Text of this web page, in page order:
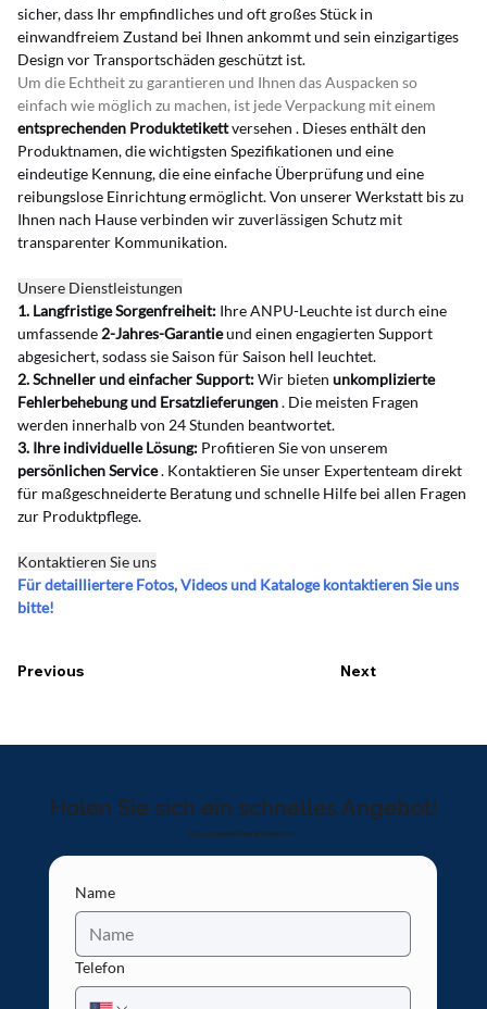
sicher, dass Ihr empfindliches und oft großes Stück in
einwandfreiem Zustand bei Ihnen ankommt und sein einzigartiges
Design vor Transportschäden geschützt ist.
Um die Echtheit zu garantieren und Ihnen das Auspacken so
einfach wie möglich zu machen, ist jede Verpackung mit einem
entsprechenden Produktetikettversehen . Dieses enthält den
Produktnamen, die wichtigsten Spezifikationen und eine
eindeutige Kennung, die eine einfache Überprüfung und eine
reibungslose Einrichtung ermöglicht. Von unserer Werkstatt bis zu
Ihnen nach Hause verbinden wir zuverlässigen Schutz mit
transparenter Kommunikation.
Unsere Dienstleistungen
1. Langfristige Sorgenfreiheit: Ihre ANPU-Leuchte ist durch eine
umfassende2-Jahres-Garantieund einen engagierten Support
abgesichert, sodass sie Saison für Saison hell leuchtet.
2. Schneller und einfacher Support:Wir bieten unkomplizierte
Fehlerbehebung und Ersatzlieferungen. Die meisten Fragen
werden innerhalb von 24 Stunden beantwortet.
3. Ihre individuelle Lösung: Profitieren Sie von unserem
persönlichen Service. Kontaktieren Sie unser Expertenteam direkt
für maßgeschneiderte Beratung und schnelle Hilfe bei allen Fragen
zur Produktpflege.
Kontaktieren Sie uns
Für detailliertere Fotos, Videos und Kataloge kontaktieren Sie uns
bitte!
Previous Next
Holen Sie sich ein schnelles Angebot!
Lass uns deine Idee verwirklichen!
Name
Telefon